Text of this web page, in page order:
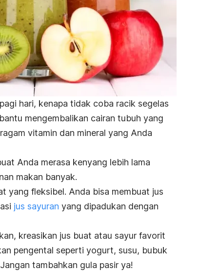
hari, kenapa tidak coba racik segelas
mengembalikan cairan tubuh yang
vitamin dan mineral yang Anda
Anda merasa kenyang lebih lama
makan banyak.
yang fleksibel. Anda bisa membuat jus
jus sayuran yang dipadukan dengan
kreasikan jus buat atau sayur favorit
pengental seperti yogurt, susu, bubuk
tambahkan gula pasir ya!